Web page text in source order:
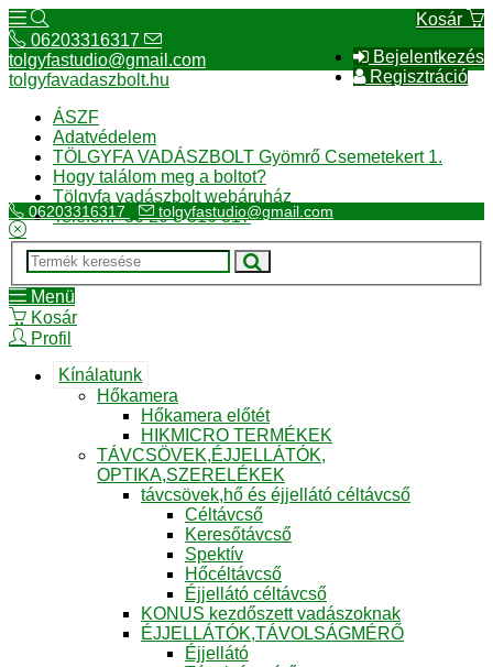
Kosár
Bejelentkezés
Regisztráció
06203316317
tolgyfastudio@gmail.com
tolgyfavadaszbolt.hu
ÁSZF
Adatvédelem
TÖLGYFA VADÁSZBOLT Gyömrő Csemetekert 1.
Hogy találom meg a boltot?
Tölgyfa vadászbolt webáruház
Telefon:+36 20 3 316 317
06203316317 tolgyfastudio@gmail.com
Menü
Kosár
Profil
Kínálatunk
Hőkamera
Hőkamera előtét
HIKMICRO TERMÉKEK
TÁVCSÖVEK,ÉJJELLÁTÓK,
OPTIKA,SZERELÉKEK
távcsövek,hő és éjjellátó céltávcső
Céltávcső
Keresőtávcső
Spektív
Hőcéltávcső
Éjjellátó céltávcső
KONUS kezdőszett vadászoknak
ÉJJELLÁTÓK,TÁVOLSÁGMÉRŐ
Éjjellátó